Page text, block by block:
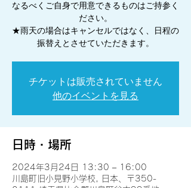
なるべくご自身で用意できるものはご持参く
ださい。
★雨天の場合はキャンセルではなく、日程の
振替えとさせていただきます。
チケットは販売されていません
他のイベントを見る
日時・場所
2024年3月24日 13:30 – 16:00
川島町旧小見野小学校, 日本、〒350-